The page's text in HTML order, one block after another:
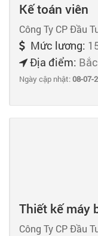
Kế toán viên
Công Ty CP Đầu
Mức lương:
Địa điểm:
Ngày cập nhật:08-07-
Thiết kế máy
Công Ty CP Đầu